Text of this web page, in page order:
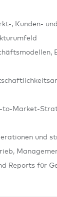
, Kunden-
to-Market-
und
Reports für